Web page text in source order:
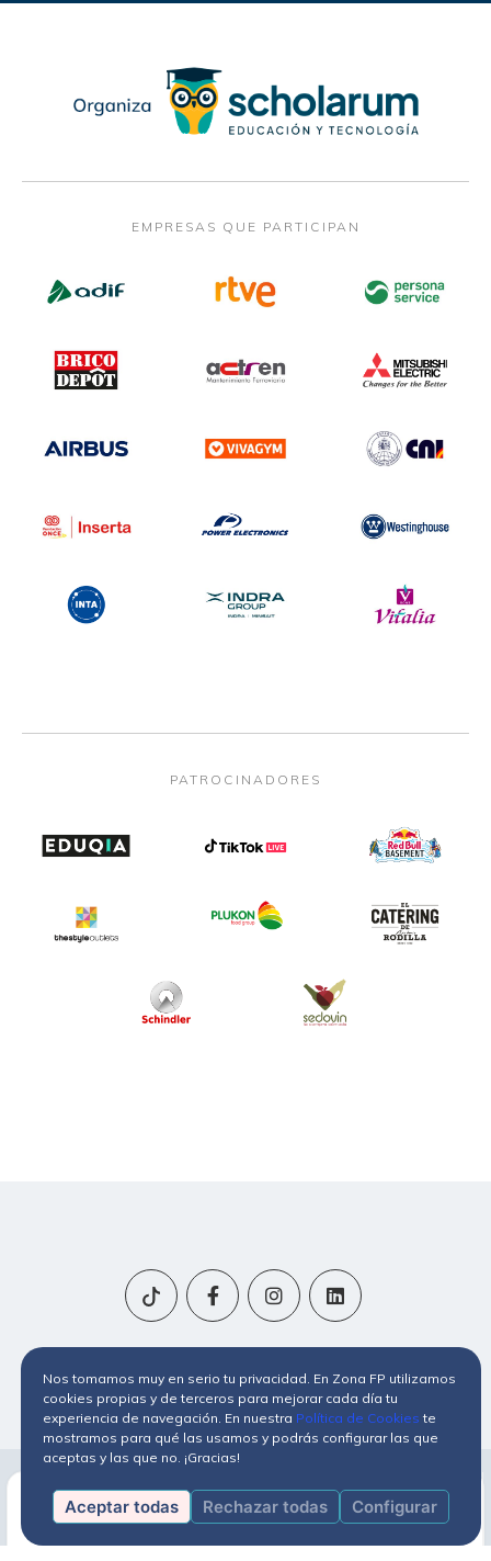
EMPRESAS QUE PARTICIPAN
PATROCINADORES
Política de cookies
Nos tomamos muy en serio tu privacidad. En Zona FP utilizamos
cookies propias y de terceros para mejorar cada día tu
experiencia de navegación. En nuestra Política de Cookies te
mostramos para qué las usamos y podrás configurar las que
aceptas y las que no. ¡Gracias!
Aceptar todas Rechazar todas Configurar